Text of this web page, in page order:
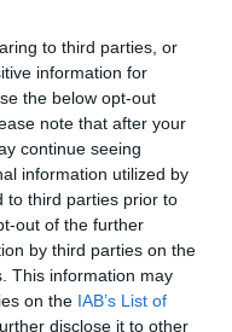
to third parties, or
information for
the below opt-out
note that after your
continue seeing
information utilized by
to third parties prior to
out of the further
by third parties on the
This information may
on the IAB’s List of
disclose it to other
vă
consul